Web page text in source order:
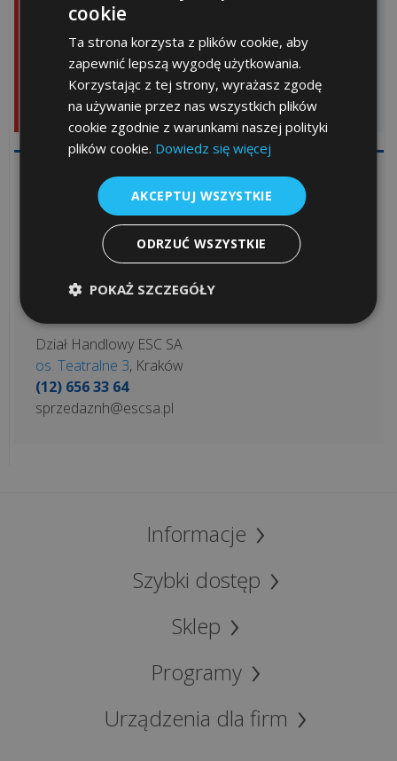
Urządzenia
INCOTEX
Promocje
elektroniczna
Porady
prawne
Często
ciągłości pracy urządzenia. W przypadku
jakichkolwiek problemów technicznych, zawsze
możesz skorzystać z profesjonalnegoserwisu kas i
drukarek fiskalnych , który zapewni szybką i skuteczną
pomoc, minimalizując przestoje w Twojej firmie.
Skorzystaj z darmowej konsultacji – nasi
doradcy są do Twojej dyspozycji:
Dział Handlowy ESC SA
ul. Mieszczańska 19, Kraków
sprzedaz@escsa.pl
Dział Handlowy ESC SA
os. Teatralne 3, Kraków
(12) 656 33 64
sprzedaznh@escsa.pl
Informacje
Szybki dostęp
Sklep
Programy
Urządzenia dla firm
cookie
Ta strona korzysta z plików cookie, aby
zapewnić lepszą wygodę użytkowania.
Korzystając z tej strony, wyrażasz zgodę
na używanie przez nas wszystkich plików
cookie zgodnie z warunkami naszej polityki
plików cookie. Dowiedz się więcej
AKCEPTUJ WSZYSTKIE
ODRZUĆ WSZYSTKIE
POKAŻ SZCZEGÓŁY